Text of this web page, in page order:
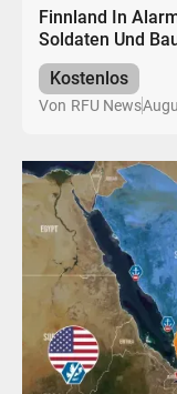
Finnland In
Soldaten Und
Kostenlos
Von RFU News